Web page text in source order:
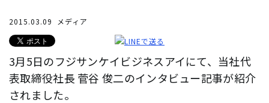
2015.03.09 メディア
3月5日のフジサンケイビジネスアイにて、当社代
表取締役社長 菅谷 俊二のインタビュー記事が紹介
されました。